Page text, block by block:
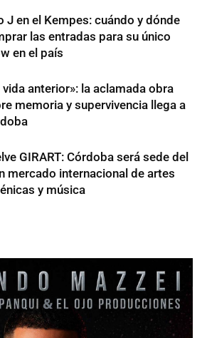
J en el Kempes: cuándo y dónde
las entradas para su único
en el país
vida anterior»: la aclamada obra
memoria y supervivencia llega a
GIRART: Córdoba será sede del
mercado internacional de artes
y música